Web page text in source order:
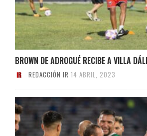
BROWN DE ADROGUÉ RECIBE A VILLA
REDACCIÓN IR 14 ABRIL, 2023